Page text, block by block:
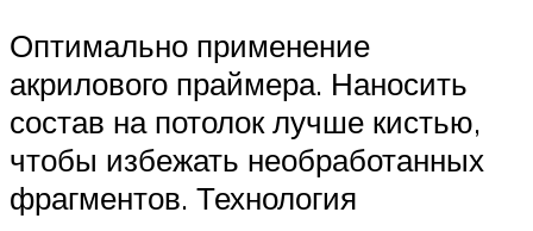
Оптимально применение
акрилового праймера. Наносить
состав на потолок лучше кистью,
чтобы избежать необработанных
фрагментов. Технология